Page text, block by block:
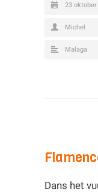
23 oktober
Michel
Malaga
Dans het